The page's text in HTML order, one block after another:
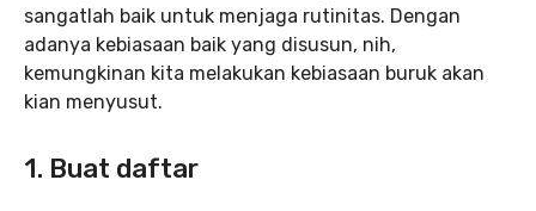
sangatlah baik untuk menjaga rutinitas. Dengan
adanya kebiasaan baik yang disusun, nih,
kemungkinan kita melakukan kebiasaan buruk akan
kian menyusut.
1. Buat daftar